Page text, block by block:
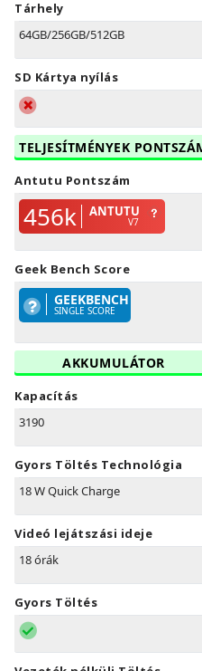
Tárhely
64GB/256GB/512GB
SD Kártya nyílás
TELJESÍTMÉNYEK
Antutu Pontszám
456k ANTUTU
V7
Geek Bench Score
GEEKBENCH
SINGLE SCORE
AKKUMULÁTOR
Kapacítás
3190
Gyors Töltés Technológia
18 W Quick Charge
Videó lejátszási ideje
18 órák
Gyors Töltés